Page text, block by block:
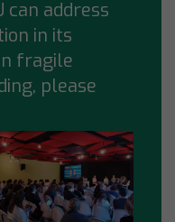
can address
in its
fragile
please